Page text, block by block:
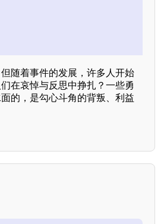
随着事件的发展，许多人开始
在哀悼与反思中挣扎？一些勇
的，是勾心斗角的背叛、利益